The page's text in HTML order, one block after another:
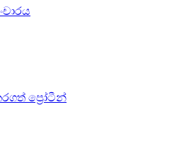
ප්‍රෝටීන්